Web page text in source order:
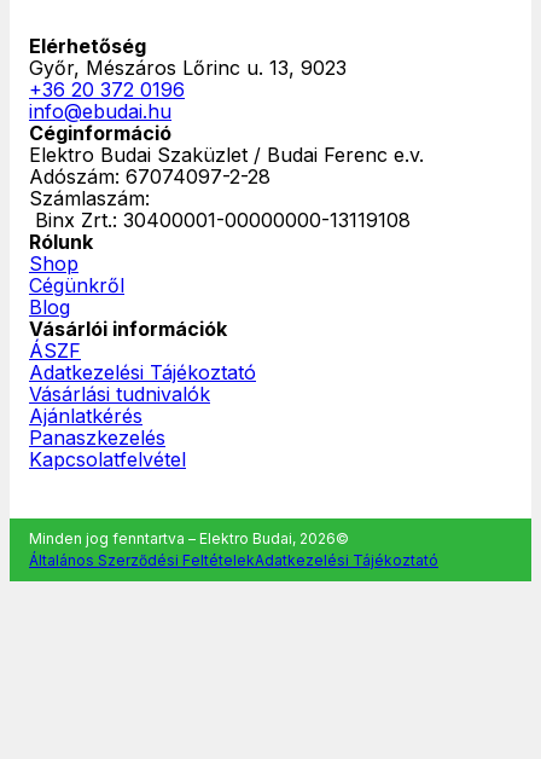
Elérhetőség
Győr, Mészáros Lőrinc u. 13, 9023
+36 20 372 0196
info@ebudai.hu
Céginformáció
Elektro Budai Szaküzlet / Budai Ferenc e.v.
Adószám: 67074097-2-28
Számlaszám:
‎ Binx Zrt.: 30400001-00000000-13119108
Rólunk
Shop
Cégünkről
Blog
Vásárlói információk
ÁSZF
Adatkezelési Tájékoztató
Vásárlási tudnivalók
Ajánlatkérés
Panaszkezelés
Kapcsolatfelvétel
Minden jog fenntartva – Elektro Budai, 2026©
Általános Szerződési FeltételekAdatkezelési Tájékoztató